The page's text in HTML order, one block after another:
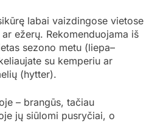
labai vaizdingose vietose
ežerų. Rekomenduojama iš
sezono metu (liepa–
su kemperiu ar
(hytter).
– brangūs, tačiau
jų siūlomi pusryčiai, o